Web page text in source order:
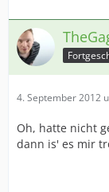
4. September 2012
Oh, hatte nicht
dann is' es mir